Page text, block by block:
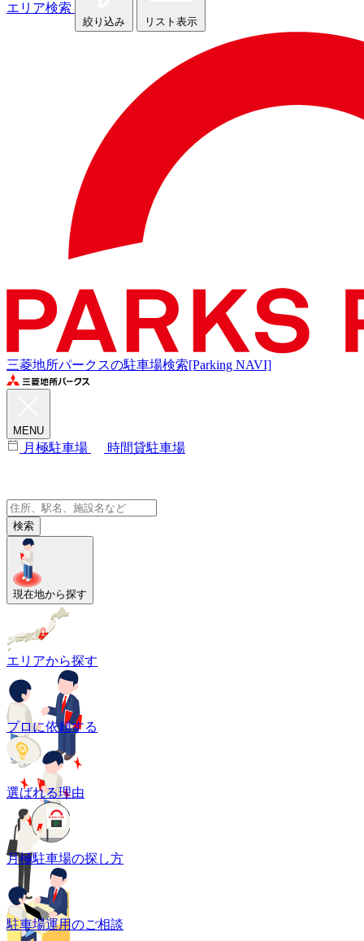
エリア検索
絞り込み リスト表示
三菱地所パークスの駐車場検索[Parking NAVI]
MENU
月極駐車場 時間貸駐車場
検索
現在地から探す
エリアから探す
プロに依頼する
選ばれる理由
月極駐車場の探し方
駐車場運用のご相談